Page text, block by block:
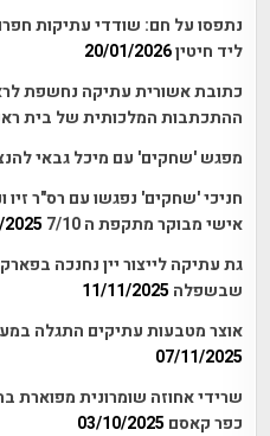
נתפסו על חם: שודדי עתיקות
ליד חיטין20/01/2026
כתובת אשורית עתיקה נחשפת
ההתכתבות המלכותית של בית
מפגש 'שחקים' עם מיכל גבאי
חניכי 'שחקים' נפגשו עם רס"ר זיו
אישי מבוקר מתקפת ה 7/10
גת עתיקה לייצור יין נחנכה
שבשפלה 11/11/2025
אוצר מטבעות עתיקים התגלה
07/11/2025
כפר קאסם 03/10/2025